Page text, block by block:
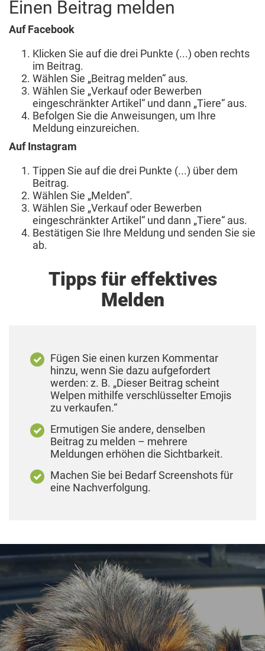
eine Telefonnummer enthalten.
Einen Beitrag melden
Auf Facebook
Klicken Sie auf die drei Punkte (...) oben rechts
im Beitrag.
Wählen Sie „Beitrag melden“ aus.
Wählen Sie „Verkauf oder Bewerben
eingeschränkter Artikel“ und dann „Tiere“ aus.
Befolgen Sie die Anweisungen, um Ihre
Meldung einzureichen.
Auf Instagram
Tippen Sie auf die drei Punkte (...) über dem
Beitrag.
Wählen Sie „Melden“.
Wählen Sie „Verkauf oder Bewerben
eingeschränkter Artikel“ und dann „Tiere“ aus.
Bestätigen Sie Ihre Meldung und senden Sie sie
ab.
Tipps für effektives
Melden
Fügen Sie einen kurzen Kommentar
hinzu, wenn Sie dazu aufgefordert
werden: z. B. „Dieser Beitrag scheint
Welpen mithilfe verschlüsselter Emojis
zu verkaufen.“
Ermutigen Sie andere, denselben
Beitrag zu melden – mehrere
Meldungen erhöhen die Sichtbarkeit.
Machen Sie bei Bedarf Screenshots für
eine Nachverfolgung.